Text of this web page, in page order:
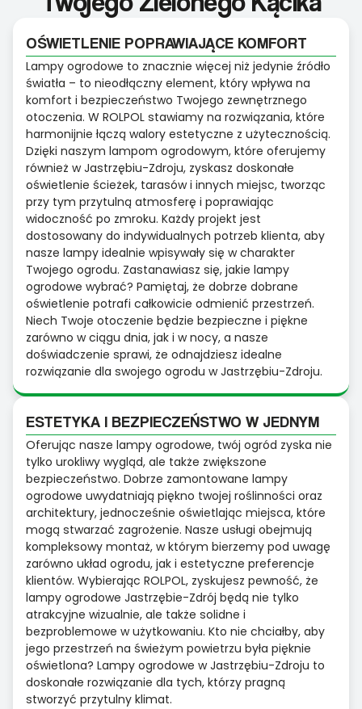
OŚWIETLENIE POPRAWIAJĄCE KOMFORT
Lampy ogrodowe to znacznie więcej niż jedynie źródło
światła – to nieodłączny element, który wpływa na
komfort i bezpieczeństwo Twojego zewnętrznego
otoczenia. W ROLPOL stawiamy na rozwiązania, które
harmonijnie łączą walory estetyczne z użytecznością.
Dzięki naszym lampom ogrodowym, które oferujemy
również w Jastrzębiu-Zdroju, zyskasz doskonałe
oświetlenie ścieżek, tarasów i innych miejsc, tworząc
przy tym przytulną atmosferę i poprawiając
widoczność po zmroku. Każdy projekt jest
dostosowany do indywidualnych potrzeb klienta, aby
nasze lampy idealnie wpisywały się w charakter
Twojego ogrodu. Zastanawiasz się, jakie lampy
ogrodowe wybrać? Pamiętaj, że dobrze dobrane
oświetlenie potrafi całkowicie odmienić przestrzeń.
Niech Twoje otoczenie będzie bezpieczne i piękne
zarówno w ciągu dnia, jak i w nocy, a nasze
doświadczenie sprawi, że odnajdziesz idealne
rozwiązanie dla swojego ogrodu w Jastrzębiu-Zdroju.
ESTETYKA I BEZPIECZEŃSTWO W JEDNYM
Oferując nasze lampy ogrodowe, twój ogród zyska nie
tylko urokliwy wygląd, ale także zwiększone
bezpieczeństwo. Dobrze zamontowane lampy
ogrodowe uwydatniają piękno twojej roślinności oraz
architektury, jednocześnie oświetlając miejsca, które
mogą stwarzać zagrożenie. Nasze usługi obejmują
kompleksowy montaż, w którym bierzemy pod uwagę
zarówno układ ogrodu, jak i estetyczne preferencje
klientów. Wybierając ROLPOL, zyskujesz pewność, że
lampy ogrodowe Jastrzębie-Zdrój będą nie tylko
atrakcyjne wizualnie, ale także solidne i
bezproblemowe w użytkowaniu. Kto nie chciałby, aby
jego przestrzeń na świeżym powietrzu była pięknie
oświetlona? Lampy ogrodowe w Jastrzębiu-Zdroju to
doskonałe rozwiązanie dla tych, którzy pragną
stworzyć przytulny klimat.